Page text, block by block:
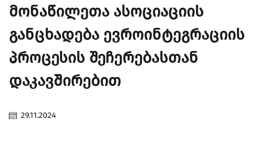
მონაწილეთა ასოციაციის
განცხადება ევროინტეგრაციის
პროცესის შეჩერებასთან
დაკავშირებით
29.11.2024